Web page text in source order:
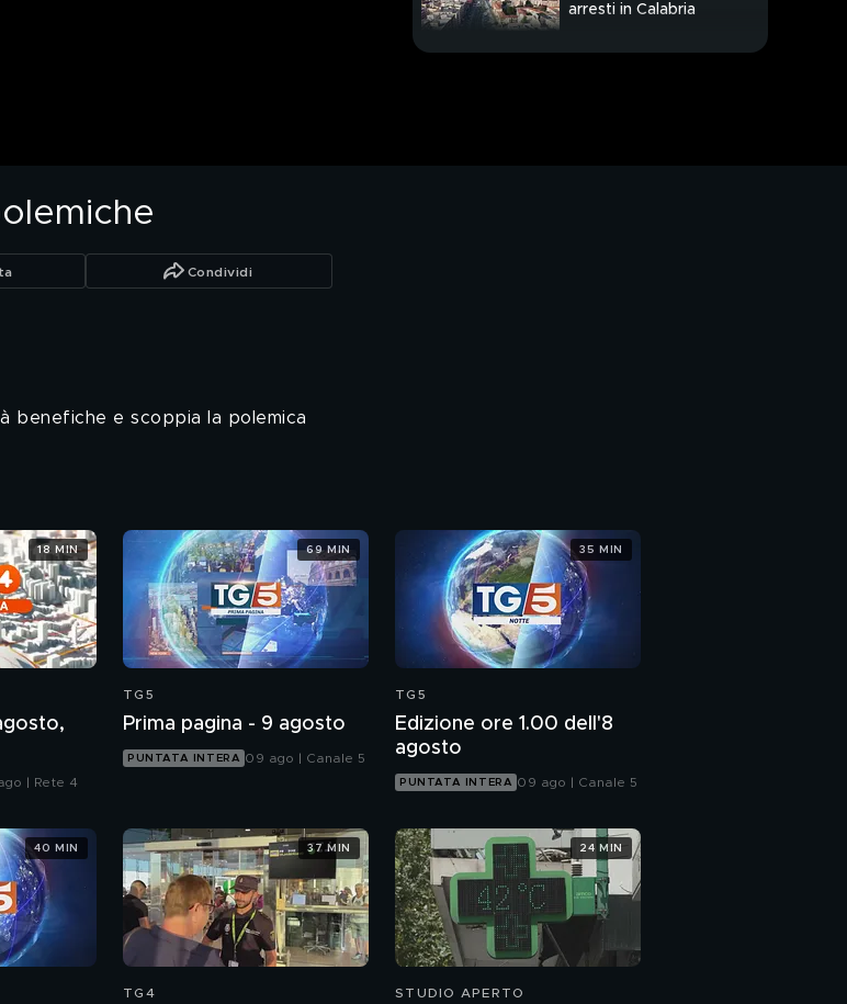
arresti in Calabria
Condividi
benefiche e scoppia la polemica
| Rete 4
18 MIN
TG5
Prima pagina - 9 agosto
PUNTATA INTERA 09 ago | Canale 5
69 MIN
TG5
Edizione ore 1.00 dell'8
agosto
PUNTATA INTERA 09 ago | Canale 5
35 MIN
40 MIN
TG4
37 MIN
STUDIO APERTO
24 MIN